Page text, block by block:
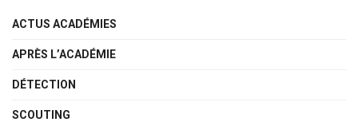
ACTUS ACADÉMIES
APRÈS L’ACADÉMIE
DÉTECTION
SCOUTING